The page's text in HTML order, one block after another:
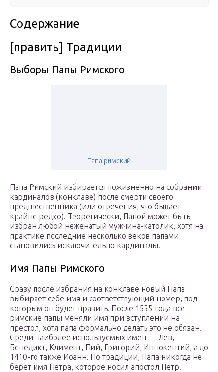
Содержание
[править] Традиции
Выборы Папы Римского
Папа римский
Папа Римский избирается пожизненно на собрании
кардиналов (конклаве) после смерти своего
предшественника (или отречения, что бывает
крайне редко). Теоретически, Папой может быть
избран любой неженатый мужчина-католик, хотя на
практике последние несколько веков папами
становились исключительно кардиналы.
Имя Папы Римского
Сразу после избрания на конклаве новый Папа
выбирает себе имя и соответствующий номер, под
которым он будет править. После 1555 года все
римские папы меняли имя при вступлении на
престол, хотя папа формально делать это не обязан.
Среди наиболее используемых имен — Лев,
Бенедикт, Климент, Пий, Григорий, Иннокентий, а до
1410-го также Иоанн. По традиции, Папа никогда не
берет имя Петра, которое носил апостол Петр.